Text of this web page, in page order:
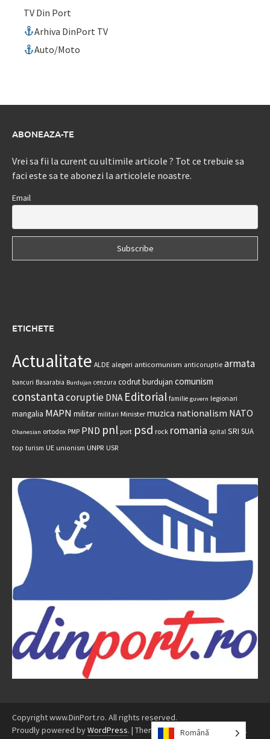
TV Din Port
Arhiva DinPort TV
Auto/Moto
ABONEAZA-TE
Vrei sa fii la curent cu ultimile articole ? Tot ce trebuie sa
faci este sa te abonezi la articolele noastre.
Email
ETICHETE
Actualitate ALDE alegeri anticomunism anticoruptie armata
bancuri Basarabia Burdujan cenzura codrut burdujan comunism
constantacoruptie DNA Editorial familie guvern legionari
mangalia MAPN militar militari Minister muzica nationalism NATO
Ohanesian ortodox PMP PND pnl port psd rock romania spital SRI SUA
top turism UE unionism UNPR USR
Copyright www.DinPort.ro. All rights reserved.
Proudly powered byWordPress. | Theme: Awaken byThemezHut .
Română